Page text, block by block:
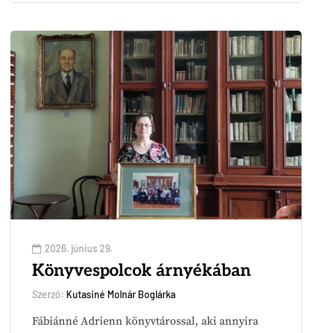
2026. június 29.
Könyvespolcok árnyékában
Szerző: Kutasiné Molnár Boglárka
Fábiánné Adrienn könyvtárossal, aki annyira